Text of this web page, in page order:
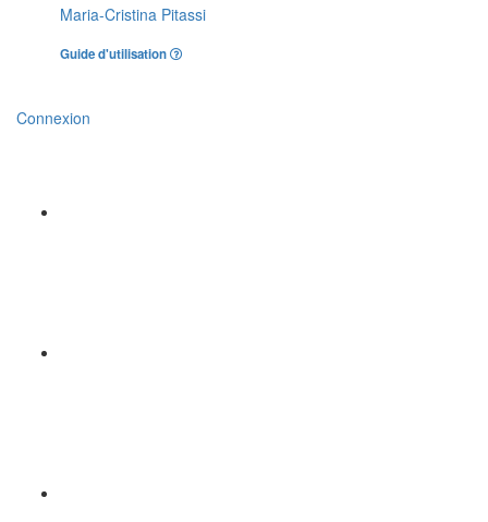
Maria-Cristina Pitassi
Guide d'utilisation
Connexion